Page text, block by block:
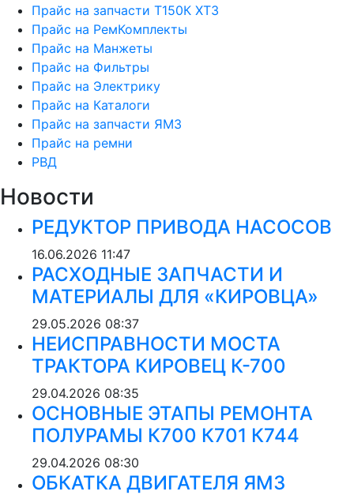
Прайс на запчасти Т150К ХТЗ
Прайс на РемКомплекты
Прайс на Манжеты
Прайс на Фильтры
Прайс на Электрику
Прайс на Каталоги
Прайс на запчасти ЯМЗ
Прайс на ремни
РВД
Новости
РЕДУКТОР ПРИВОДА НАСОСОВ
16.06.2026 11:47
РАСХОДНЫЕ ЗАПЧАСТИ И
МАТЕРИАЛЫ ДЛЯ «КИРОВЦА»
29.05.2026 08:37
НЕИСПРАВНОСТИ МОСТА
ТРАКТОРА КИРОВЕЦ К-700
29.04.2026 08:35
ОСНОВНЫЕ ЭТАПЫ РЕМОНТА
ПОЛУРАМЫ К700 К701 К744
29.04.2026 08:30
ОБКАТКА ДВИГАТЕЛЯ ЯМЗ